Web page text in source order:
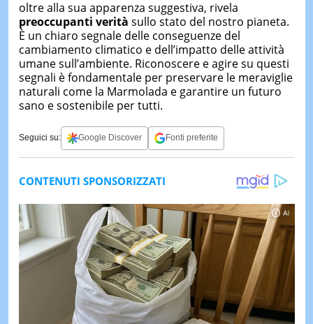
oltre alla sua apparenza suggestiva, rivela
preoccupanti verità sullo stato del nostro pianeta.
È un chiaro segnale delle conseguenze del
cambiamento climatico e dell’impatto delle attività
umane sull’ambiente. Riconoscere e agire su questi
segnali è fondamentale per preservare le meraviglie
naturali come la Marmolada e garantire un futuro
sano e sostenibile per tutti.
Seguici su: Google Discover Fonti preferite